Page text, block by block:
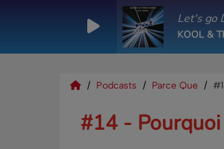
Let's go
KOOL &
Podcasts Parce Que
#14 -